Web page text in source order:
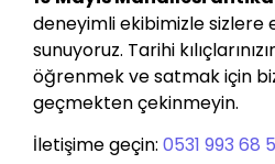
deneyimli ekibimizle sizlere
sunuyoruz. Tarihi
öğrenmek ve satmak için
geçmekten çekinmeyin.
İletişime geçin: 0531 993 68